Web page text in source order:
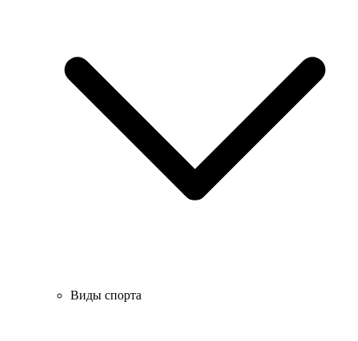
Виды спорта